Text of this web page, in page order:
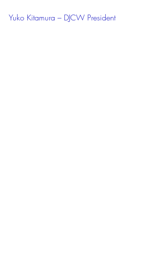
Yuko Kitamura – DJCW President